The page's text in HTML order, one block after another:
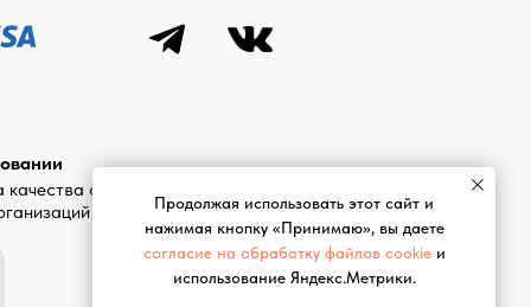
Продолжая использовать этот сайт и
нажимая кнопку «Принимаю», вы даете
согласие на обработку файлов cookieи
использование Яндекс.Метрики.
оказания